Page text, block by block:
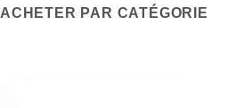
ACHETER PAR CATÉGORIE